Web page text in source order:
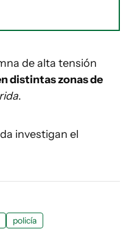
de alta tensión
distintas zonas de
.
investigan el
policía